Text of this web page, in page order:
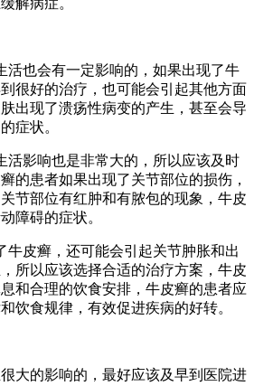
解病症。
活也会有一定影响的，如果出现了牛
很好的治疗，也可能会引起其他方面
出现了溃疡性病变的产生，甚至会导
症状。
活影响也是非常大的，所以应该及时
的患者如果出现了关节部位的损伤，
节部位有红肿和有脓包的现象，牛皮
障碍的症状。
牛皮癣，还可能会引起关节肿胀和出
所以应该选择合适的治疗方案，牛皮
和合理的饮食安排，牛皮癣的患者应
饮食规律，有效促进疾病的好转。
大的影响的，最好应该及早到医院进